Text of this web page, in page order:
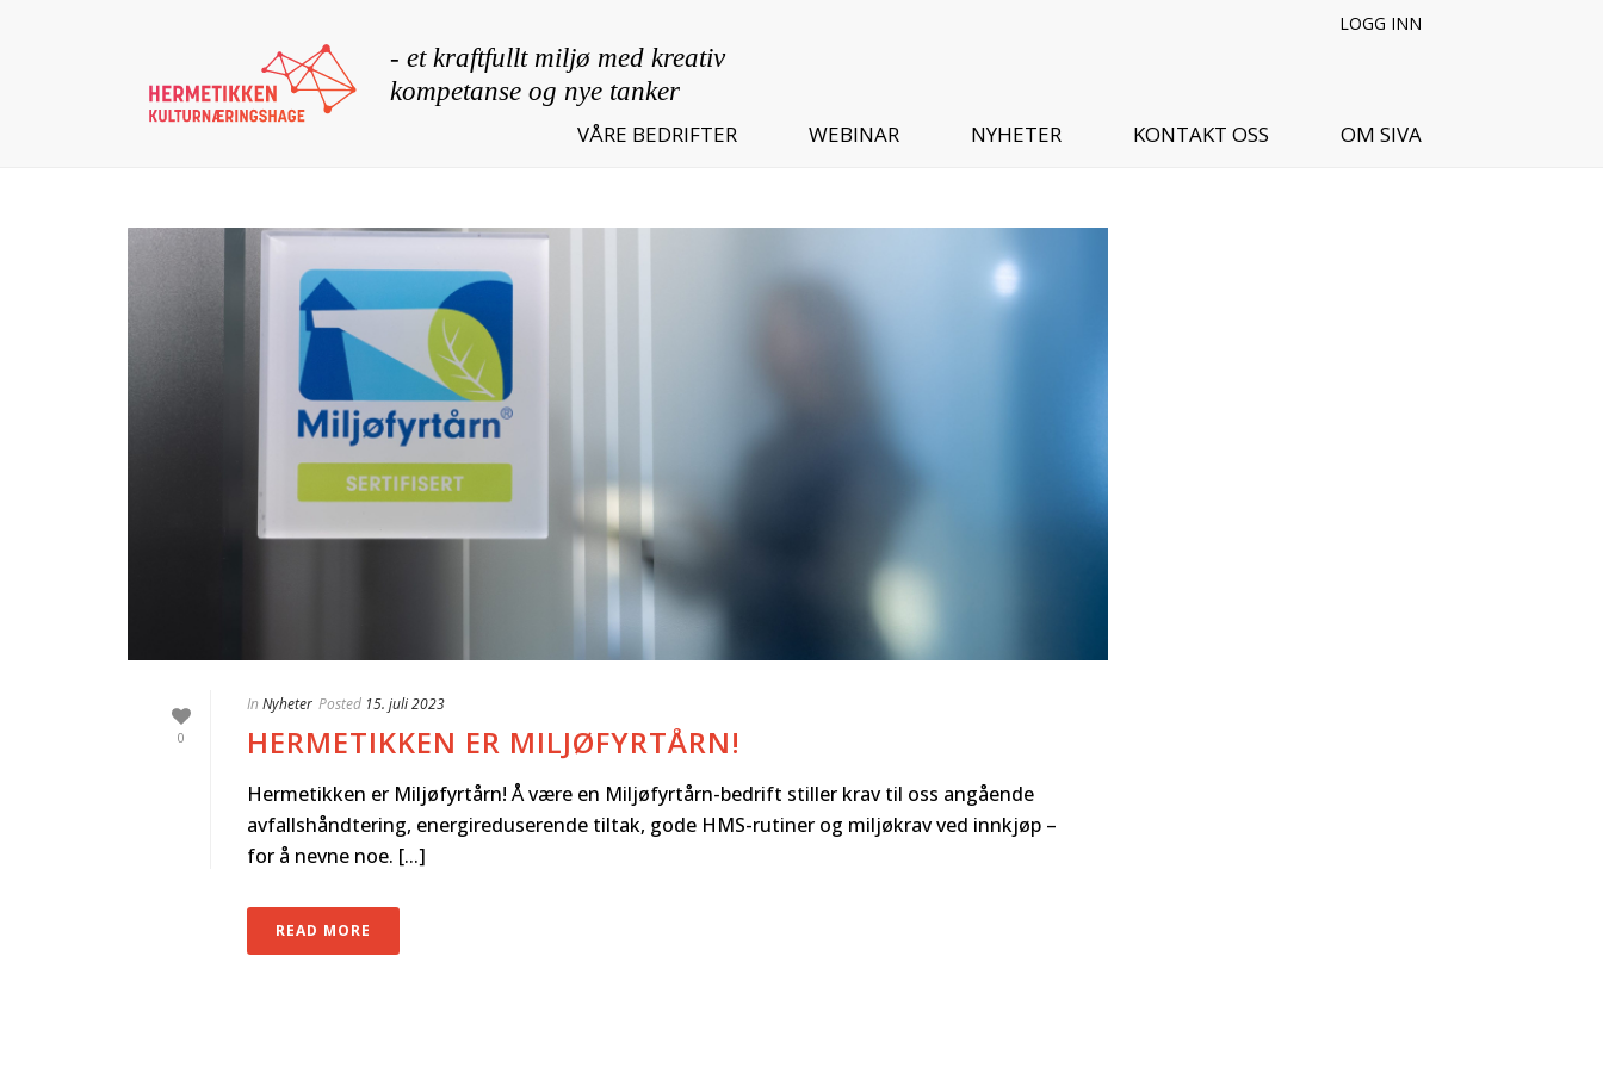
VÅRE BEDRIFTER WEBINAR NYHETER KONTAKT OSS OM SIVA
LOGG INN
0
In Nyheter Posted 15. juli 2023
HERMETIKKEN ER MILJØFYRTÅRN!
Hermetikken er Miljøfyrtårn! Å være en Miljøfyrtårn-bedrift stiller krav til oss angående
avfallshåndtering, energireduserende tiltak, gode HMS-rutiner og miljøkrav ved innkjøp –
for å nevne noe. [...]
READ MORE